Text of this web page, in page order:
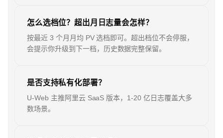
怎么选档位？超出月日志量会怎样？
按最近 3 个月月均 PV 选档即可。超出档位不会停服，
会提示你升级到下一档，历史数据完整保留。
是否支持私有化部署？
U-Web 主推阿里云 SaaS 版本，1-20 亿日志覆盖大多
数场景。